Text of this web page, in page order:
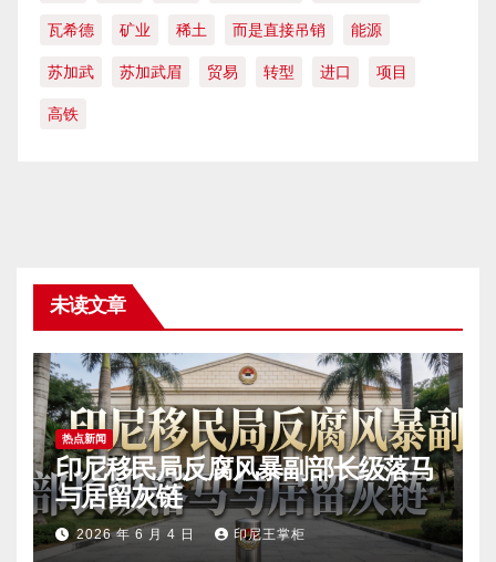
瓦希德 矿业 稀土 而是直接吊销 能源
苏加武 苏加武眉 贸易 转型 进口 项目
高铁
未读文章
热点新闻
印尼移民局反腐风暴副部长级落马
与居留灰链
2026 年 6 月 4 日 印尼王掌柜